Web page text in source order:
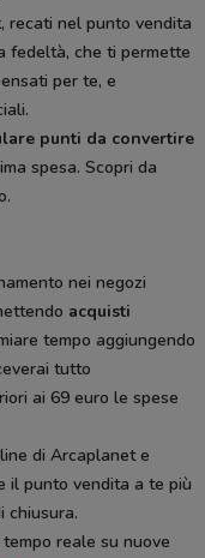
, recati nel punto vendita
fedeltà, che ti permette
per te, e
punti da convertire
spesa. Scopri da
nei negozi
acquisti
tempo aggiungendo
tutto
ai 69 euro le spese
di Arcaplanet e
il punto vendita a te più
chiusura.
reale su nuove